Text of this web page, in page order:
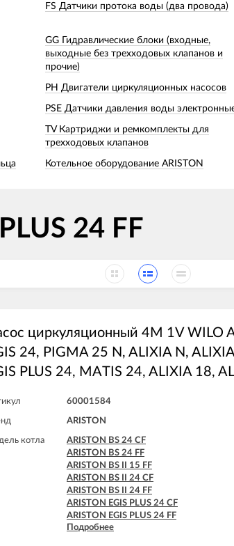
FS Датчики протока воды (два провода)
GG Гидравлические блоки (входные,
выходные без трехходовых клапанов и
прочие)
PH Двигатели циркуляционных насосов
PSE Датчики давления воды
TV Картриджи и ремкомплекты для
трехходовых клапанов
Котельное оборудование ARISTON
24 FF
циркуляционный 4M 1V WILO
24, PIGMA 25 N, ALIXIA N,
PLUS 24, MATIS 24, ALIXIA 18,
60001584
ARISTON
котла
ARISTON BS 24 CF
ARISTON BS 24 FF
ARISTON BS II 15 FF
ARISTON BS II 24 CF
ARISTON BS II 24 FF
ARISTON EGIS PLUS 24 CF
ARISTON EGIS PLUS 24 FF
ARISTON MATIS 24 CF
Подробнее